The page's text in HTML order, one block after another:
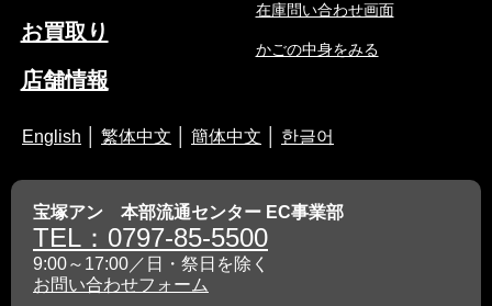
お買取り
店舗情報
在庫問い合わせ画面
かごの中身をみる
English 繁体中文 簡体中文 한글어
宝塚アン 本部流通センター EC事業部
TEL：0797-85-5500
9:00～17:00／日・祭日を除く
お問い合わせフォーム